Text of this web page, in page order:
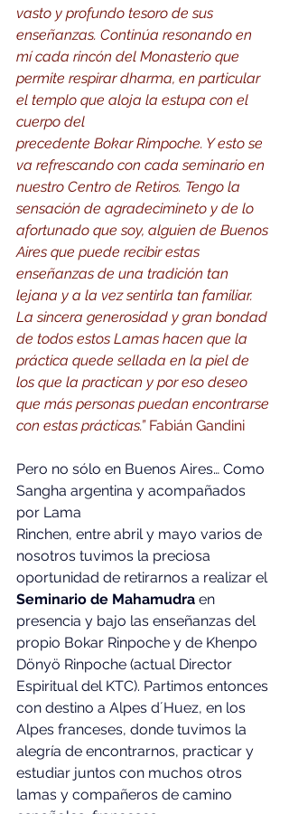
vasto y profundo tesoro de sus
enseñanzas. Continúa resonando en
mí cada rincón del Monasterio que
permite respirar dharma, en particular
el templo que aloja la estupa con el
cuerpo del
precedente Bokar Rimpoche. Y esto se
va refrescando con cada seminario en
nuestro Centro de Retiros. Tengo la
sensación de agradecimineto y de lo
afortunado que soy, alguien de Buenos
Aires que puede recibir estas
enseñanzas de una tradición tan
lejana y a la vez sentirla tan familiar.
La sincera generosidad y gran bondad
de todos estos Lamas hacen que la
práctica quede sellada en la piel de
los que la practican y por eso deseo
que más personas puedan encontrarse
con estas prácticas.” Fabián Gandini
Pero no sólo en Buenos Aires… Como
Sangha argentina y acompañados
por Lama
Rinchen, entre abril y mayo varios de
nosotros tuvimos la preciosa
oportunidad de retirarnos a realizar el
Seminario de Mahamudra en
presencia y bajo las enseñanzas del
propio Bokar Rinpoche y de Khenpo
Dönyö Rinpoche (actual Director
Espiritual del KTC). Partimos entonces
con destino a Alpes d´Huez, en los
Alpes franceses, donde tuvimos la
alegría de encontrarnos, practicar y
estudiar juntos con muchos otros
lamas y compañeros de camino